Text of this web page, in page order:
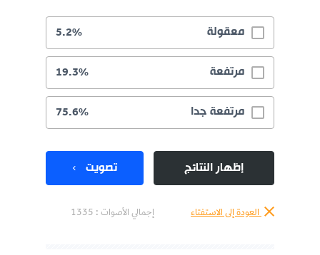
معقولة 5.2%
مرتفعة 19.3%
مرتفعة جدا 75.6%
إظهار النتائج تصويت
العودة إلى الاستفتاء إجمالي الأصوات : 1335